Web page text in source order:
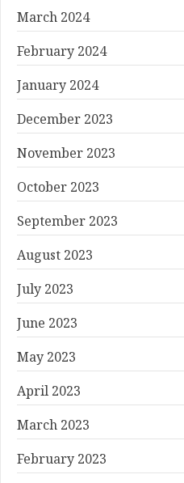
March 2024
February 2024
January 2024
December 2023
November 2023
October 2023
September 2023
August 2023
July 2023
June 2023
May 2023
April 2023
March 2023
February 2023